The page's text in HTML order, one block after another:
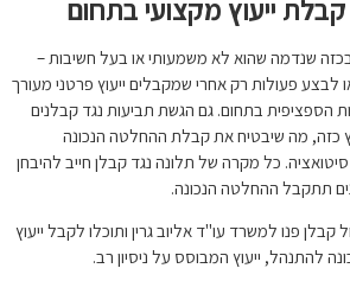
ייעוץ מקצועי בתחום
שהוא לא משמעותי או בעל חשיבות –
רק אחרי שמקבלים ייעוץ פרטני מעורך
בתחום. גם הגשת תביעות נגד קבלנים
מה שיבטיח את קבלת ההחלטה הנכונה
כל מקרה של תלונה נגד קבלן חייב להיבחן
ההחלטה הנכונה.
למשרד עו"ד אליוב גרין ותוכלו לקבל ייעוץ
ייעוץ המבוסס על ניסיון רב.